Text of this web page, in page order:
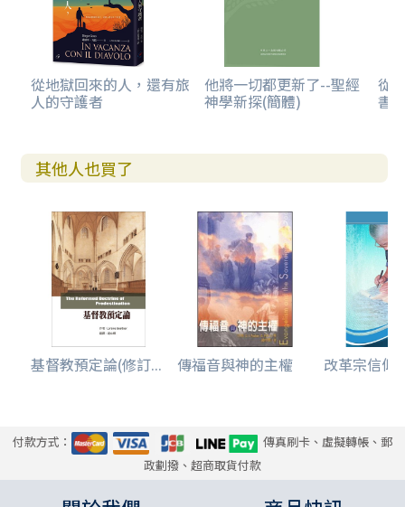
從地獄回來的人，還有旅
人的守護者
他將一切都更新了--聖經
神學新探(簡體)
從
書
其他人也買了
基督教預定論(修訂... 傳福音與神的主權 改革宗信仰
付款方式：
傳真刷卡、虛擬轉帳、郵
政劃撥、超商取貨付款